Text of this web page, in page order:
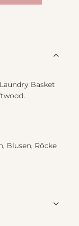
Basket
Blusen, Röcke